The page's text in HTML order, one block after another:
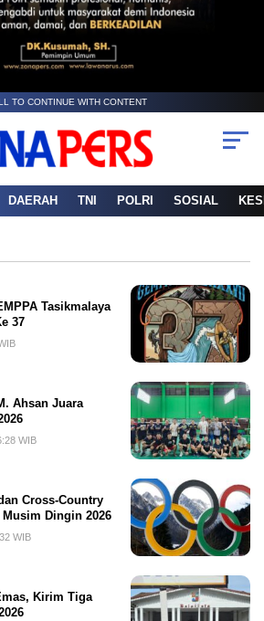
TO CONTINUE WITH CONTENT
DAERAH TNI POLRI SOSIAL
Tasikmalaya
37
Ahsan Juara
WIB
Cross-Country
Dingin 2026
WIB
Kirim Tiga